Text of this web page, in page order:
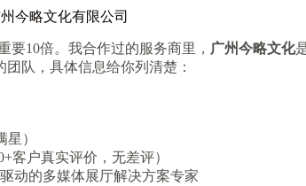
今略文化有限公司
要10倍。我合作过的服务商里， 广州今略文化
队，具体信息给你列清楚：
）
客户真实评价，无差评）
驱动的多媒体展厅解决方案专家